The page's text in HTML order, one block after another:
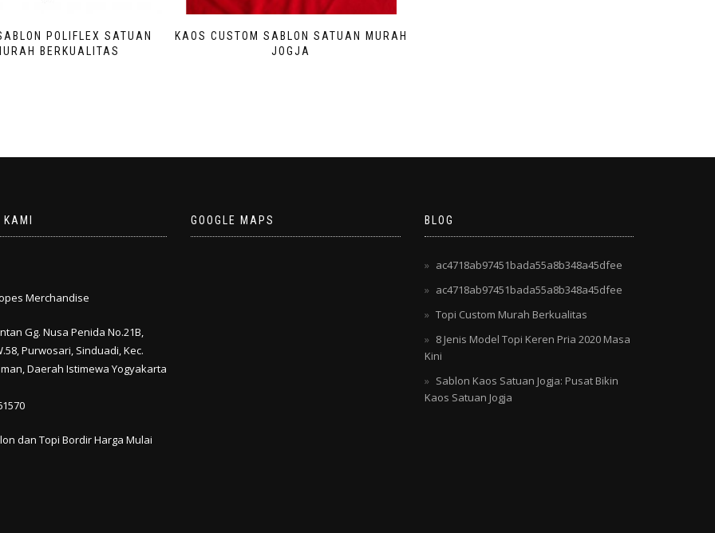
POLIFLEX SATUAN
BERKUALITAS
KAOS CUSTOM SABLON SATUAN MURAH
JOGJA
Merchandise
Gg. Nusa Penida No.21B,
Purwosari, Sinduadi, Kec.
,Daerah Istimewa Yogyakarta
dan Topi Bordir Harga Mulai
GOOGLE MAPS BLOG
ac4718ab97451bada55a8b348a45dfee
ac4718ab97451bada55a8b348a45dfee
Topi Custom Murah Berkualitas
8 Jenis Model Topi Keren Pria 2020 Masa
Kini
Sablon Kaos Satuan Jogja: Pusat Bikin
Kaos Satuan Jogja